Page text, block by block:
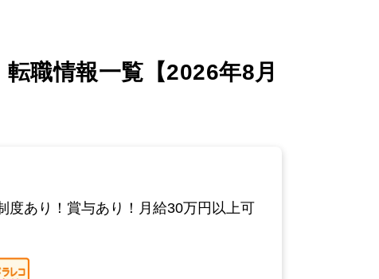
職情報一覧【2026年8月
あり！賞与あり！月給30万円以上可